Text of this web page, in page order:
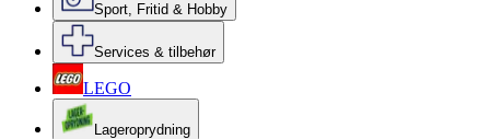
Sport, Fritid & Hobby
Services & tilbehør
LEGO
Lageroprydning